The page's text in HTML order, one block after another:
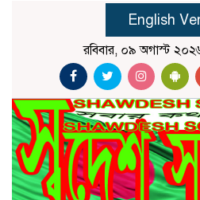
English
রবিবার, ০৯ অগাস্ট